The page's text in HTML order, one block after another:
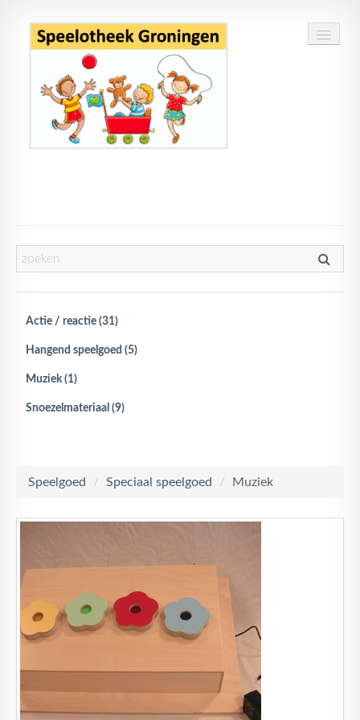
Openingstijden
Routebeschrijving
Actie / reactie (31)
Hangend speelgoed (5)
Muziek (1)
Snoezelmateriaal (9)
Speelgoed / Speciaal speelgoed / Muziek